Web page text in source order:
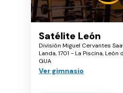
Satélite León
División Miguel Cervantes
Landa, 1701 - La Piscina,
GUA
Ver gimnasio